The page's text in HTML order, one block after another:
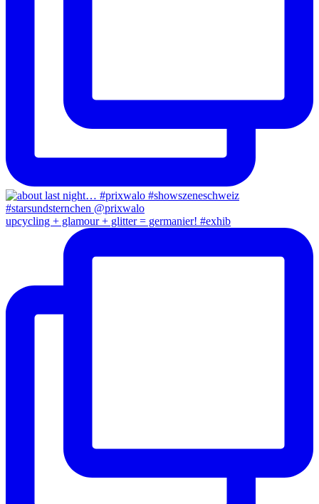
upcycling + glamour + glitter = germanier! #exhib